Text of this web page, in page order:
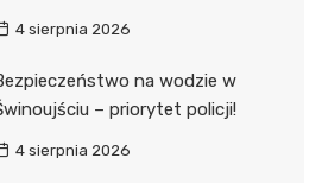
4 sierpnia 2026
na wodzie w
– priorytet policji!
4 sierpnia 2026